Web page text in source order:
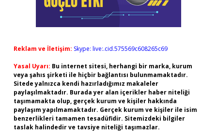
Reklam ve İletişim: Skype: live:.cid.575569c608265c69
Yasal Uyarı: Bu internet sitesi, herhangi bir marka, kurum
veya şahıs şirketi ile hiçbir bağlantısı bulunmamaktadır.
Sitede yalnızca kendi hazırladığımız makaleler
paylaşılmaktadır. Burada yer alan içerikler haber niteliği
taşımamakta olup, gerçek kurum ve kişiler hakkında
paylaşım yapılmamaktadır. Gerçek kurum ve kişiler ile isim
benzerlikleri tamamen tesadüfidir. Sitemizdeki bilgiler
taslak halindedir ve tavsiye niteliği taşımazlar.